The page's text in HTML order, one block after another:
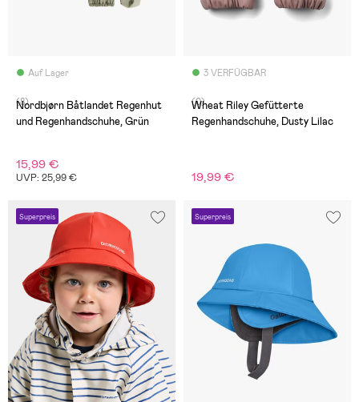
Auf Lager
(8)
Nordbjørn Båtlandet Regenhut
und Regenhandschuhe, Grün
15,99 €
UVP: 25,99 €
3 VERFÜGBAR
(0)
Wheat Riley Gefütterte
Regenhandschuhe, Dusty Lilac
19,99 €
Superpreis Superpreis